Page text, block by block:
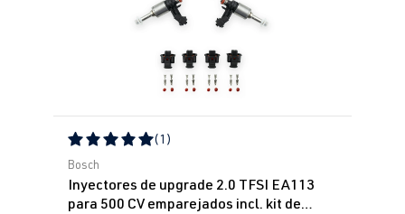
Calificación promedio de 5 de 5 estrellas
(1)
Bosch
Inyectores de upgrade 2.0 TFSI EA113
para 500 CV emparejados incl. kit de